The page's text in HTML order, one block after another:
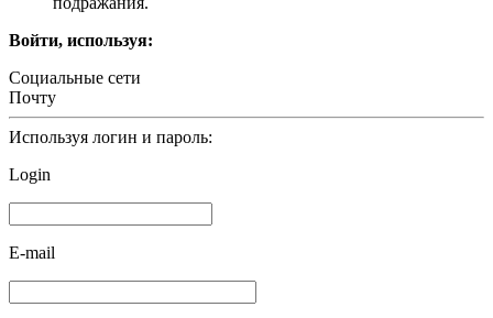
Войти, используя:
Социальные сети
Почту
Используя логин и пароль:
Login
E-mail